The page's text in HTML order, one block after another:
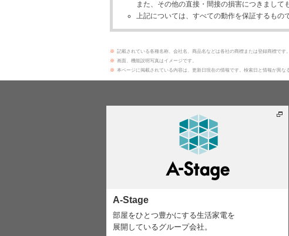
また、その他の直接・間接の損害につきまして
上記については、すべての動作を保証するもの
※ 記載されている各種名称、会社名、商品名などは各社の商標または登録商標です。
※ 画面、機能説明写真はイメージです。
※ 本ページに掲載されている内容は、更新日現在の情報です。検索日と情報が異な
A-Stage
部屋をひとつ豊かにする生活家電を
展開しているグループ会社。